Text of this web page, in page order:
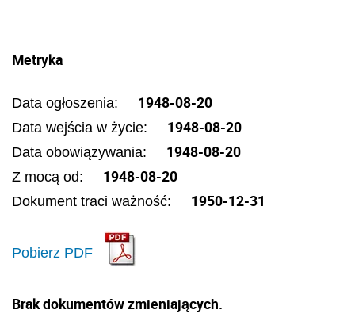
Metryka
Data ogłoszenia: 1948-08-20
Data wejścia w życie: 1948-08-20
Data obowiązywania: 1948-08-20
Z mocą od: 1948-08-20
Dokument traci ważność: 1950-12-31
Pobierz PDF
Brak dokumentów zmieniających.